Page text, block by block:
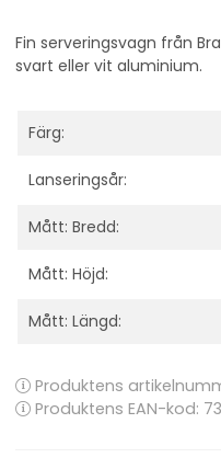
Fin serveringsvagn från
svart eller vit aluminium.
Färg:
Lanseringsår:
Mått: Bredd:
Mått: Höjd:
Mått: Längd:
Produktens
Produktens EAN-kod: